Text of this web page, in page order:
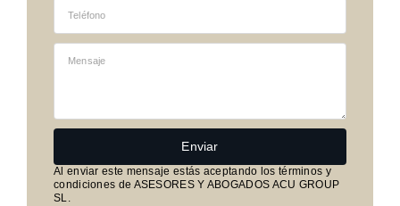
Enviar
Al enviar este mensaje estás aceptando los términos y
condiciones de ASESORES Y ABOGADOS ACU GROUP
SL.